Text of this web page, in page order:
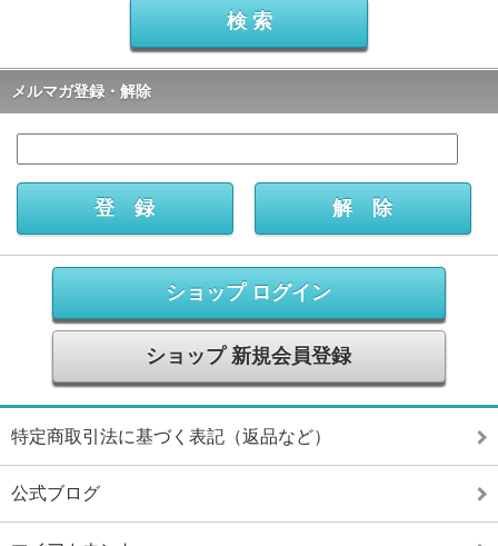
メルマガ登録・解除
ショップ ログイン
ショップ 新規会員登録
特定商取引法に基づく表記（返品など）
公式ブログ